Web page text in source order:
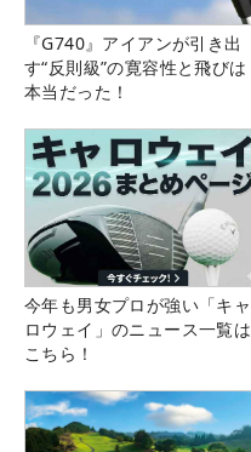
『G740』アイアンが引き出
す“反則級”の寛容性と飛びは
本当だった！
今年も男女プロが強い「キャ
ロウェイ」のニュース一覧は
こちら！